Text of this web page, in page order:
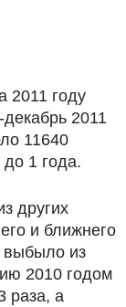
2011 году
2011
11640
1 года.
других
и ближнего
выбыло из
2010 годом
раза, а